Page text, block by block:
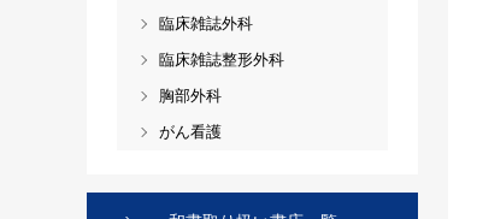
臨床雑誌外科
臨床雑誌整形外科
胸部外科
がん看護